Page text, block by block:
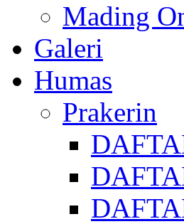
Mading
Galeri
Humas
Prakerin